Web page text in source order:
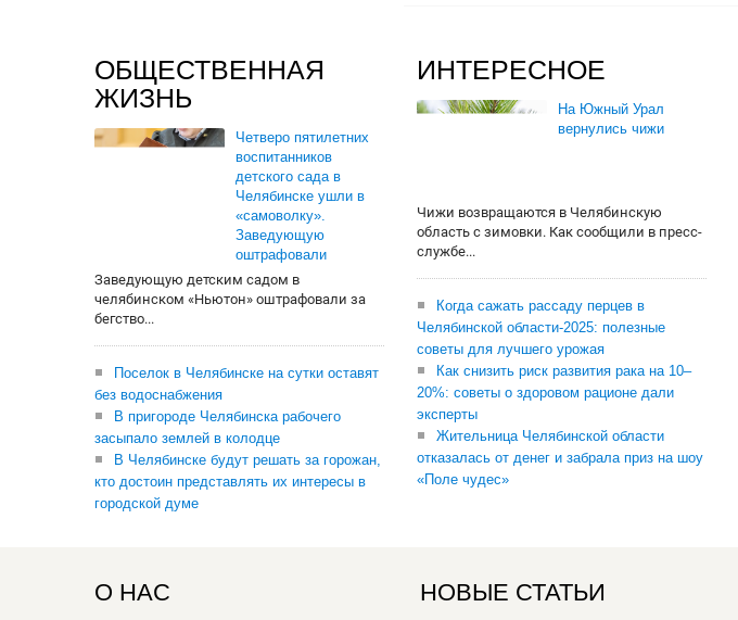
ОБЩЕСТВЕННАЯ
ЖИЗНЬ
Четверо пятилетних
воспитанников
детского сада в
Челябинске ушли в
«самоволку».
Заведующую
оштрафовали
Заведующую детским садом в
челябинском «Ньютон» оштрафовали за
бегство...
Поселок в Челябинске на сутки оставят
без водоснабжения
В пригороде Челябинска рабочего
засыпало землей в колодце
В Челябинске будут решать за горожан,
кто достоин представлять их интересы в
городской думе
ИНТЕРЕСНОЕ
На Южный Урал
вернулись чижи
Чижи возвращаются в Челябинскую
область с зимовки. Как сообщили в пресс-
службе...
Когда сажать рассаду перцев в
Челябинской области-2025: полезные
советы для лучшего урожая
Как снизить риск развития рака на 10–
20%: советы о здоровом рационе дали
эксперты
Жительница Челябинской области
отказалась от денег и забрала приз на шоу
«Поле чудес»
О НАС НОВЫЕ СТАТЬИ